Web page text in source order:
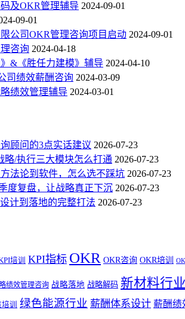
及OKR管理辅导 2024-09-01
09-01
公司OKR管理咨询项目启动 2024-09-01
咨询 2024-04-18
&《胜任力建模》辅导 2024-04-10
司绩效薪酬咨询 2024-03-09
绩效管理辅导 2024-03-01
顾问的3点实话建议 2026-07-23
/执行三大模块怎么打通 2026-07-23
法论到软件，怎么选不踩坑 2026-07-23
度复盘，让战略真正下沉 2026-07-23
计到落地的完整打法 2026-07-23
培训 KPI指标 OKR OKR咨询 OKR培训
绩效管理咨询 战略落地 战略解码 新材料行业
训 绿色能源行业 薪酬体系设计 薪酬绩